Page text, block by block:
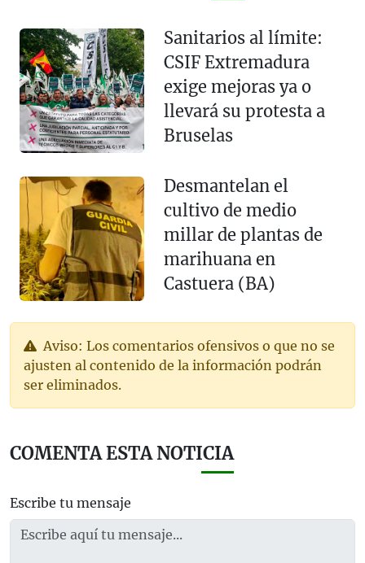
Sanitarios al límite:
CSIF Extremadura
exige mejoras ya o
llevará su protesta a
Bruselas
Desmantelan el
cultivo de medio
millar de plantas de
marihuana en
Castuera (BA)
Aviso: Los comentarios ofensivos o que no se
ajusten al contenido de la información podrán
ser eliminados.
COMENTA ESTA NOTICIA
Escribe tu mensaje